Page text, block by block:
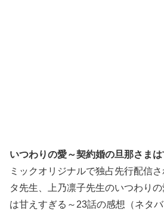
いつわりの愛～契約婚の旦那さま
ミックオリジナルで独占先行配信
タ先生、上乃凛子先生のいつわり
は甘えすぎる～23話の感想（ネタバ